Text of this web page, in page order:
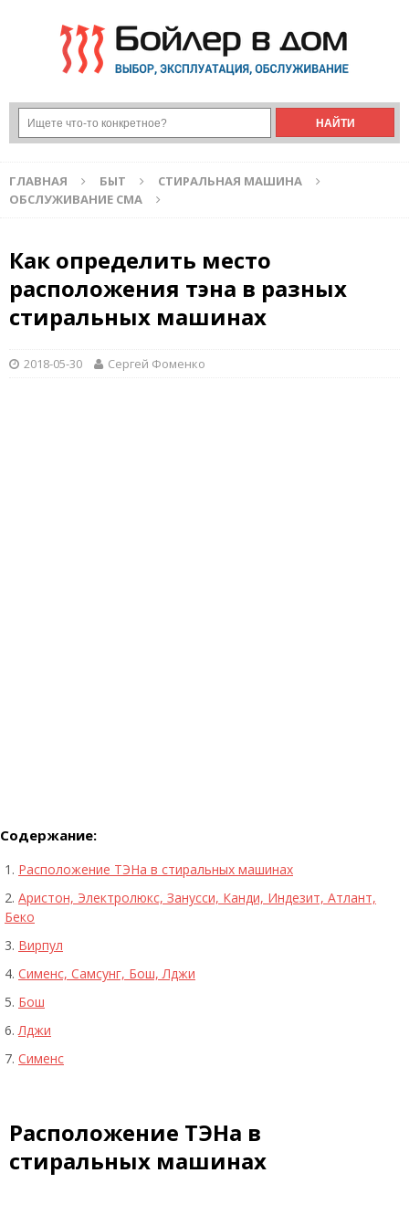
ГЛАВНАЯ БЫТ
СТИРАЛЬНАЯ МАШИНА
ОБСЛУЖИВАНИЕ СМА
Как определить место
расположения тэна в разных
стиральных машинах
2018-05-30 Сергей Фоменко
Содержание:
Расположение ТЭНа в стиральных машинах
Аристон, Электролюкс, Занусси, Канди, Индезит, Атлант,
Беко
Вирпул
Сименс, Самсунг, Бош, Лджи
Бош
Лджи
Сименс
Расположение ТЭНа в
стиральных машинах